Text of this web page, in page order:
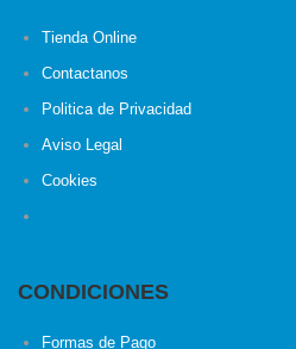
Tienda Online
Contactanos
Politica de Privacidad
Aviso Legal
Cookies
CONDICIONES
Formas de Pago